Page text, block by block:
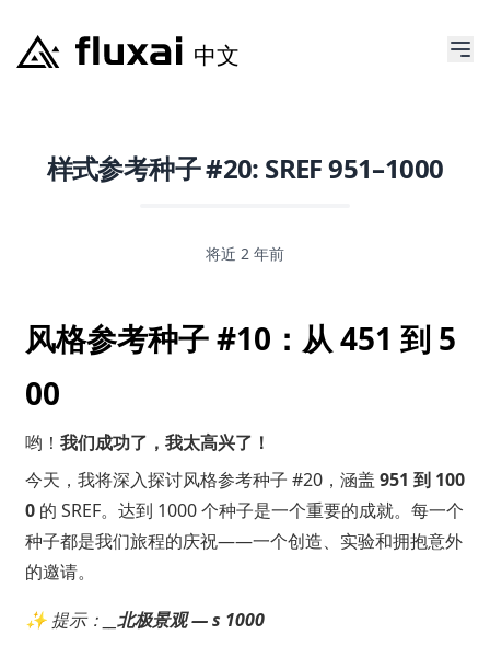
样式参考种子 #20: SREF 951–1000
将近 2 年前
风格参考种子 #10：从 451 到 5
00
哟！ 我们成功了，我太高兴了！
今天，我将深入探讨风格参考种子 #20，涵盖 951 到 100
0 的 SREF。达到 1000 个种子是一个重要的成就。每一个
种子都是我们旅程的庆祝——一个创造、实验和拥抱意外
的邀请。
✨ 提示：__ 北极景观 — s 1000